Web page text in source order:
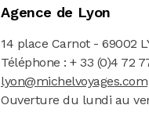
Agence de Lyon
14 place Carnot - 69002
Téléphone : + 33 (0)4 72
lyon@michelvoyages.com
Ouverture du lundi au